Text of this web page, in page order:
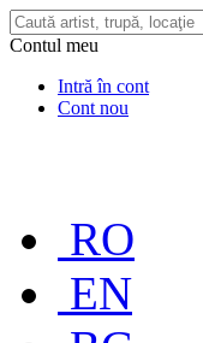
Contul meu
Intră în cont
Cont nou
RO
EN